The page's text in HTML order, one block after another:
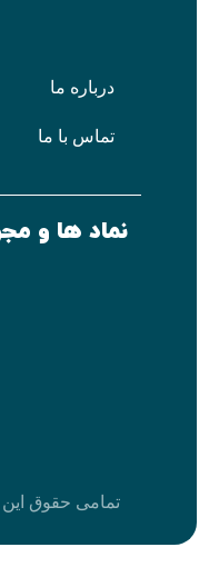
درباره ما
تماس با ما
نماد ها و
تمامی حقوق